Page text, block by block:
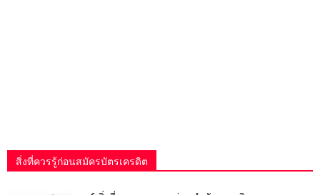
สิ่งที่ควรรู้ก่อนสมัครบัตรเครดิต